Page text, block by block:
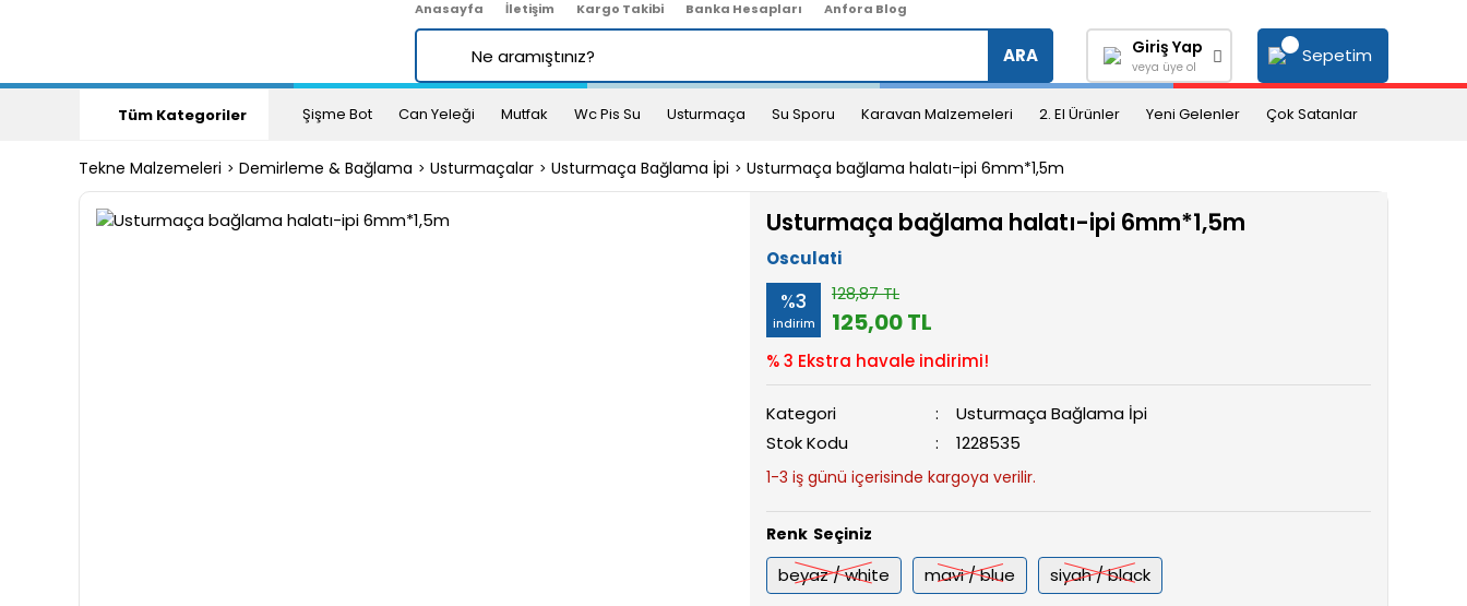
Anasayfa İletişim Kargo Takibi Banka Hesapları Anfora Blog
ARA Giriş Yap
veya üye ol
Sepetim
Tüm Kategoriler Şişme Bot Can Yeleği Mutfak Wc Pis Su Usturmaça Su Sporu Karavan Malzemeleri 2. El Ürünler Yeni Gelenler Çok Satanlar
Tekne Malzemeleri Demirleme & Bağlama Usturmaçalar Usturmaça Bağlama İpi Usturmaça bağlama halatı-ipi 6mm*1,5m
Usturmaça bağlama halatı-ipi 6mm*1,5m
Osculati
%3
indirim
128,87 TL
125,00 TL
% 3 Ekstra havale indirimi!
Kategori
Usturmaça Bağlama İpi
Stok Kodu
1228535
1-3 iş günü içerisinde kargoya verilir.
Renk
beyaz / white mavi / blue siyah / black